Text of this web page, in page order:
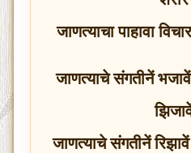
जाणत्याचा पाहावा
जाणत्याचे संगतीनें
जाणत्याचे संगतीनें